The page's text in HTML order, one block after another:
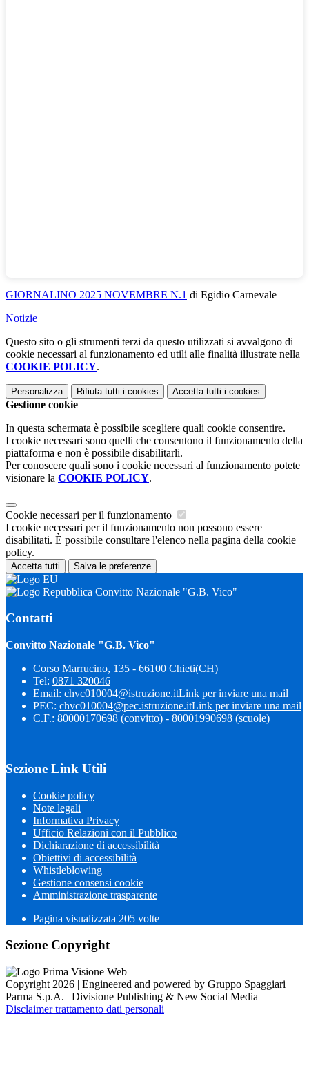
GIORNALINO 2025 NOVEMBRE N.1 di Egidio Carnevale
Notizie
Questo sito o gli strumenti terzi da questo utilizzati si avvalgono di
cookie necessari al funzionamento ed utili alle finalità illustrate nella
COOKIE POLICY.
Personalizza Rifiuta tutti i cookies Accetta tutti i cookies
Gestione cookie
In questa schermata è possibile scegliere quali cookie consentire.
I cookie necessari sono quelli che consentono il funzionamento della
piattaforma e non è possibile disabilitarli.
Per conoscere quali sono i cookie necessari al funzionamento potete
visionare la COOKIE POLICY.
Cookie necessari per il funzionamento
I cookie necessari per il funzionamento non possono essere
disabilitati. È possibile consultare l'elenco nella pagina della cookie
policy.
Accetta tutti Salva le preferenze
Convitto Nazionale "G.B. Vico"
Contatti
Convitto Nazionale "G.B. Vico"
Corso Marrucino, 135 - 66100 Chieti(CH)
Tel: 0871 320046
Email: chvc010004@istruzione.itLink per inviare una mail
PEC: chvc010004@pec.istruzione.itLink per inviare una mail
C.F.: 80000170698 (convitto) - 80001990698 (scuole)
Sezione Link Utili
Cookie policy
Note legali
Informativa Privacy
Ufficio Relazioni con il Pubblico
Dichiarazione di accessibilità
Obiettivi di accessibilità
Whistleblowing
Gestione consensi cookie
Amministrazione trasparente
Pagina visualizzata 205 volte
Sezione Copyright
Copyright 2026 | Engineered and powered by Gruppo Spaggiari
Parma S.p.A. | Divisione Publishing & New Social Media
Disclaimer trattamento dati personali